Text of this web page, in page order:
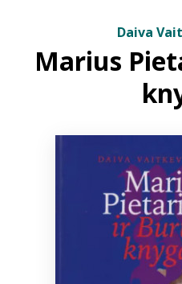
ELVIS atvyksta
Bibliotekoms
Daiva
Marius